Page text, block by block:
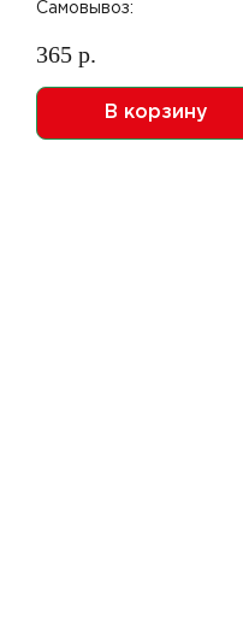
Самовывоз:
365 р.
В корзину